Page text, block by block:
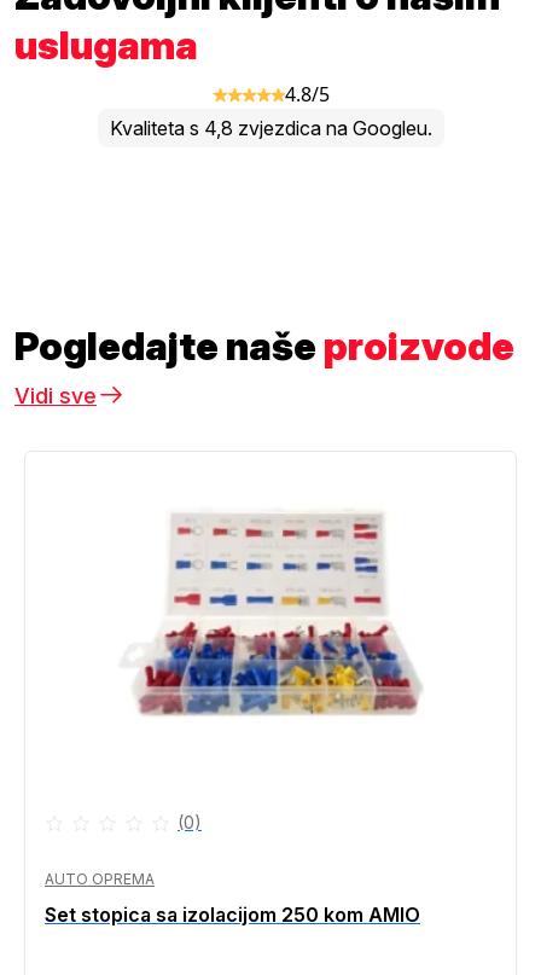
uslugama
4.8/5
Kvaliteta s 4,8 zvjezdica na Googleu.
Pogledajte naše proizvode
Vidi sve
(0)
AUTO OPREMA
Set stopica sa izolacijom 250 kom AMIO